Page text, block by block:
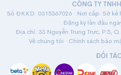
CÔNG TY
Số ĐKKD: 0315367026 · Nơi cấp: Sở
· Đăng ký lần đầu
Địa chỉ: 33 Nguyễn Trung Trực, P.5,
Về chúng tôi · Chính sách bảo
ĐỐI